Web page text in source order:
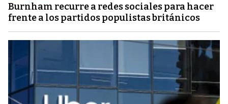
Burnham recurre a redes sociales para hacer
frente a los partidos populistas británicos